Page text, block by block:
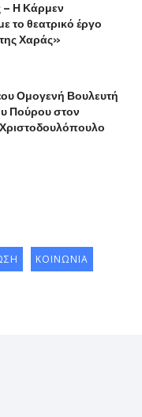
– Η Κάρμεν
το θεατρικό έργο
Χαράς»
Ομογενή Βουλευτή
Πούρου στον
ΚΟΙΝΩΝΙΑ